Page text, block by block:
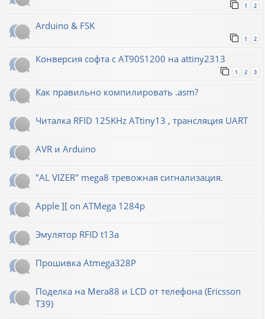
1 2
Arduino & FSK
1 2
Конверсия софта с AT90S1200 на attiny2313
1 2 3
Как правильно компилировать .asm?
Читалка RFID 125KHz ATtiny13 , трансляция UART
AVR и Arduino
"AL VIZER" mega8 тревожная сигнализация.
Apple ][ on ATMega 1284p
Эмулятор RFID t13a
Прошивка Atmega328P
Поделка на Мега88 и LCD от телефона (Ericsson
T39)